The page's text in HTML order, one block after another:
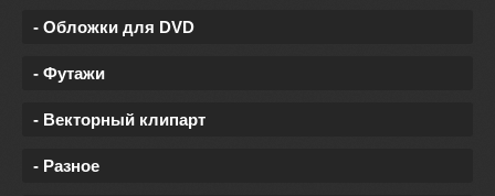
- Обложки для DVD
- Футажи
- Векторный клипарт
- Разное